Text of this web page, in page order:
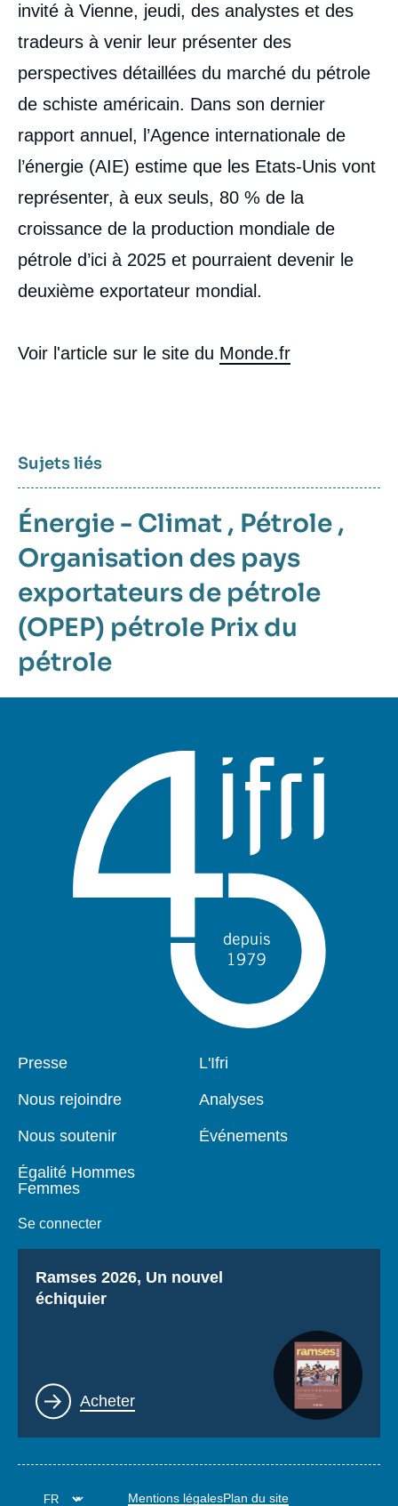
invité à Vienne, jeudi, des analystes et des
tradeurs à venir leur présenter des
perspectives détaillées du marché du pétrole
de schiste américain. Dans son dernier
rapport annuel, l’Agence internationale de
l’énergie (AIE) estime que les Etats-Unis vont
représenter, à eux seuls, 80 % de la
croissance de la production mondiale de
pétrole d’ici à 2025 et pourraient devenir le
deuxième exportateur mondial.
Voir l'article sur le site du Monde.fr
Sujets liés
Énergie - Climat , Pétrole ,
Organisation des pays
exportateurs de pétrole
(OPEP) pétrole Prix du
pétrole
Pied
Presse
Nous rejoindre
Nous soutenir
Égalité Hommes
Femmes
Se connecter
Navigation
L'Ifri
Analyses
Événements
Titre
Ramses 2026, Un nouvel
échiquier
Lien
Acheter
Mentions légalesPlan du site